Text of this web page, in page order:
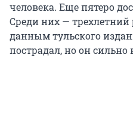
человека. Еще пятеро
Среди них —
данным тульского
пострадал, но он сильно